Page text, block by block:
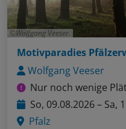
Wolfgang Veeser.
Motivparadies
Wolfgang Veeser
Nur noch wenige
So, 09.08.2026 – Sa,
Pfalz